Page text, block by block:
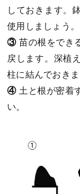
しておきます。
使用しましょう。
③苗の根をでき
戻します。深植
柱に結んでおきま
④土と根が密着
い。